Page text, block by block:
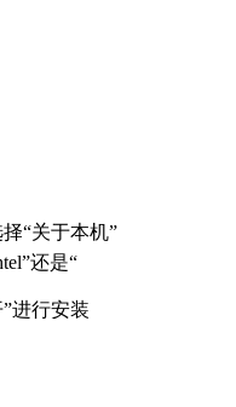
“关于本机”
还是“
进行安装